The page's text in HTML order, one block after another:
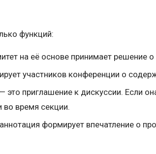
функций:
на её основе принимает решение о
участников конференции о
это приглашение к дискуссии. Если
во время секции.
формирует впечатление о